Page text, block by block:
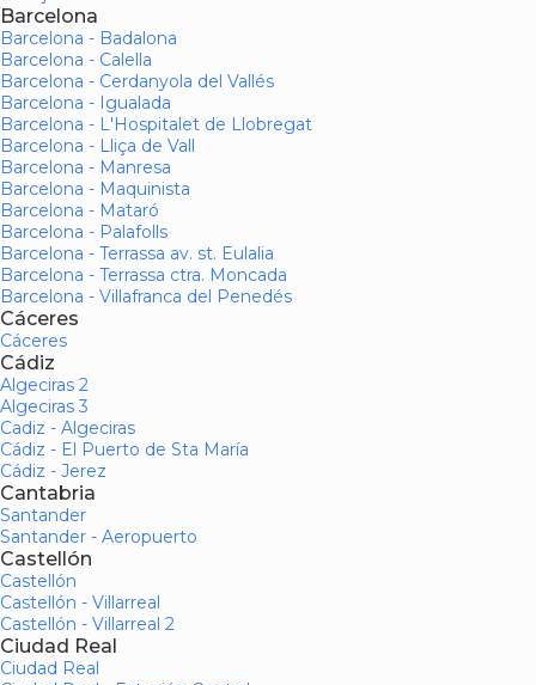
Barcelona
Barcelona - Badalona
Barcelona - Calella
Barcelona - Cerdanyola del Vallés
Barcelona - Igualada
Barcelona - L'Hospitalet de Llobregat
Barcelona - Lliça de Vall
Barcelona - Manresa
Barcelona - Maquinista
Barcelona - Mataró
Barcelona - Palafolls
Barcelona - Terrassa av. st. Eulalia
Barcelona - Terrassa ctra. Moncada
Barcelona - Villafranca del Penedés
Cáceres
Cáceres
Cádiz
Algeciras 2
Algeciras 3
Cadiz - Algeciras
Cádiz - El Puerto de Sta María
Cádiz - Jerez
Cantabria
Santander
Santander - Aeropuerto
Castellón
Castellón
Castellón - Villarreal
Castellón - Villarreal 2
Ciudad Real
Ciudad Real